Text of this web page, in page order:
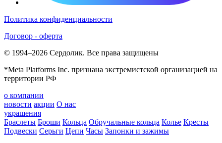
Политика конфиденциальности
Договор - оферта
© 1994–2026 Сердолик. Все права защищены
*Meta Platforms Inc. признана экстремистской организацией на
территории РФ
о компании
новости акции О нас
украшения
Браслеты Броши Кольца Обручальные кольца Колье Кресты
Подвески Серьги Цепи Часы Запонки и зажимы